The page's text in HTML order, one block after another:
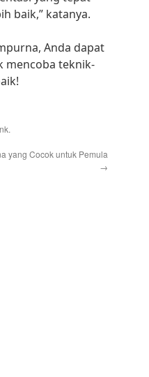
baik,” katanya.
Anda dapat
mencoba teknik-
.
yang Cocok untuk Pemula
→